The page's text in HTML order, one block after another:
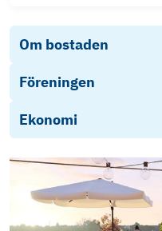
Om bostaden
Föreningen
Ekonomi